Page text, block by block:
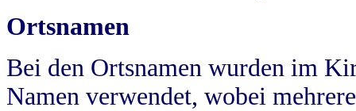
Ortsnamen
Bei den Ortsnamen wurden im
Namen verwendet, wobei